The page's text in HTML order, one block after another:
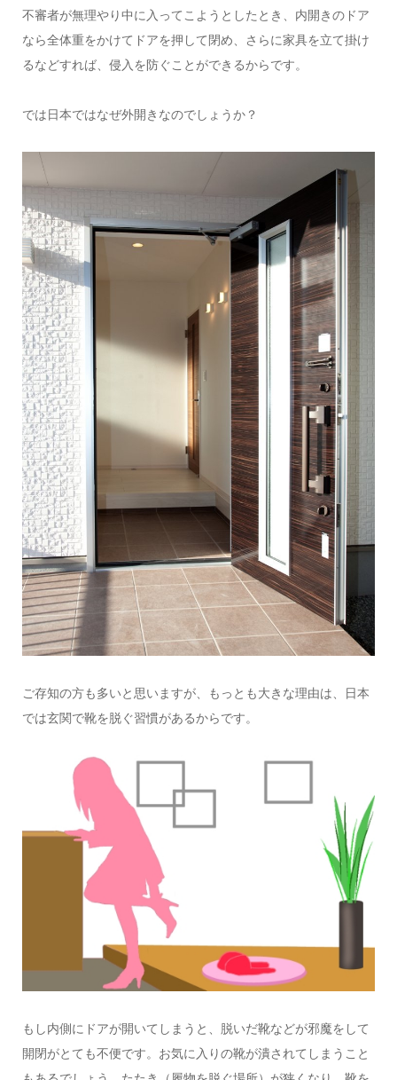
不審者が無理やり中に入ってこようとしたとき、内開きのドア
なら全体重をかけてドアを押して閉め、さらに家具を立て掛け
るなどすれば、侵入を防ぐことができるからです。
では日本ではなぜ外開きなのでしょうか？
ご存知の方も多いと思いますが、もっとも大きな理由は、日本
では玄関で靴を脱ぐ習慣があるからです。
もし内側にドアが開いてしまうと、脱いだ靴などが邪魔をして
開閉がとても不便です。お気に入りの靴が潰されてしまうこと